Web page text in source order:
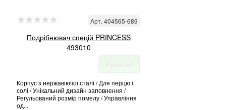
Арт. 404565-689
Подрібнювач спецій PRINCESS
493010
Корпус з нержавіючої сталі / Для перцю і
солі / Унікальний дизайн заповнення /
Регульований розмір помелу / Управління
од...